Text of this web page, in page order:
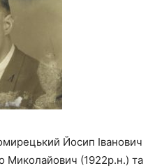
Йосип Іванович
Миколайович (1922р.н.) та